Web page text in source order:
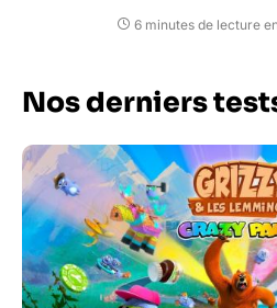
6 minutes de lecture
Nos derniers